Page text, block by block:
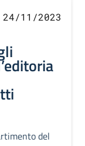
24/11/2023
del